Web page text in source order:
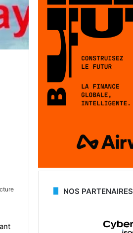
NOS PARTENAIRES